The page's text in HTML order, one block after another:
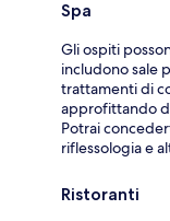
Spa
Gli ospiti
includono sale
trattamenti di
approfittando
Potrai
riflessologia e
Ristoranti